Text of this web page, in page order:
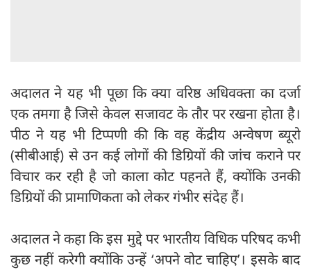
अदालत ने यह भी पूछा कि क्या वरिष्ठ अधिवक्ता का दर्जा
एक तमगा है जिसे केवल सजावट के तौर पर रखना होता है।
पीठ ने यह भी टिप्पणी की कि वह केंद्रीय अन्वेषण ब्यूरो
(सीबीआई) से उन कई लोगों की डिग्रियों की जांच कराने पर
विचार कर रही है जो काला कोट पहनते हैं, क्योंकि उनकी
डिग्रियों की प्रामाणिकता को लेकर गंभीर संदेह हैं।
अदालत ने कहा कि इस मुद्दे पर भारतीय विधिक परिषद कभी
कुछ नहीं करेगी क्योंकि उन्हें ‘अपने वोट चाहिए’। इसके बाद